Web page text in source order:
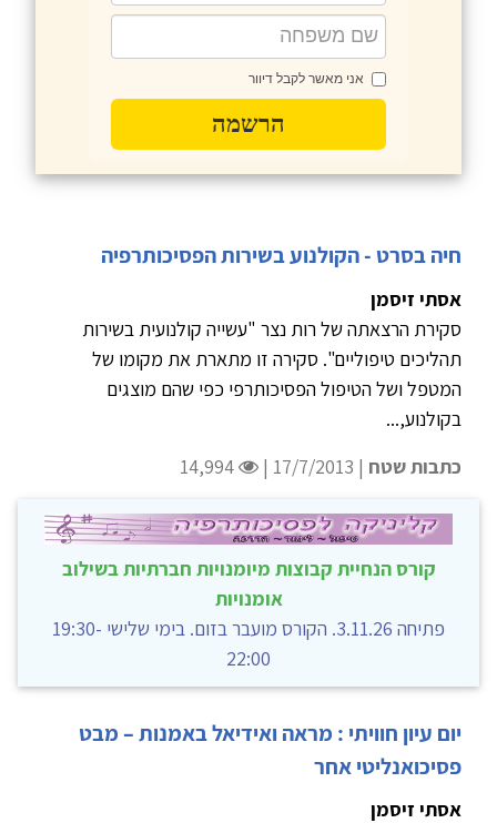
אני מאשר לקבל דיוור
הרשמה
חיה בסרט - הקולנוע בשירות הפסיכותרפיה
אסתי זיסמן
סקירת הרצאתה של רות נצר "עשייה קולנועית בשירות
תהליכים טיפוליים". סקירה זו מתארת את מקומו של
המטפל ושל הטיפול הפסיכותרפי כפי שהם מוצגים
בקולנוע,...
כתבות שטח | 17/7/2013 |
קורס הנחיית קבוצות מיומנויות חברתיות בשילוב
אומנויות
פתיחה 3.11.26. הקורס מועבר בזום. בימי שלישי 19:30-
22:00
יום עיון חוויתי : מראה ואידיאל באמנות – מבט
פסיכואנליטי אחר
אסתי זיסמן